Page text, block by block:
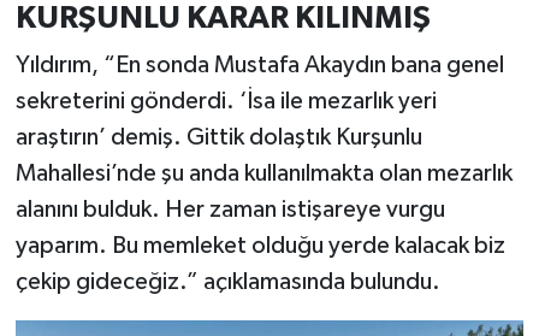
KURŞUNLU KARAR KILINMIŞ
Yıldırım, “En sonda Mustafa Akaydın bana genel
sekreterini gönderdi. ‘İsa ile mezarlık yeri
araştırın’ demiş. Gittik dolaştık Kurşunlu
Mahallesi’nde şu anda kullanılmakta olan mezarlık
alanını bulduk. Her zaman istişareye vurgu
yaparım. Bu memleket olduğu yerde kalacak biz
çekip gideceğiz.” açıklamasında bulundu.